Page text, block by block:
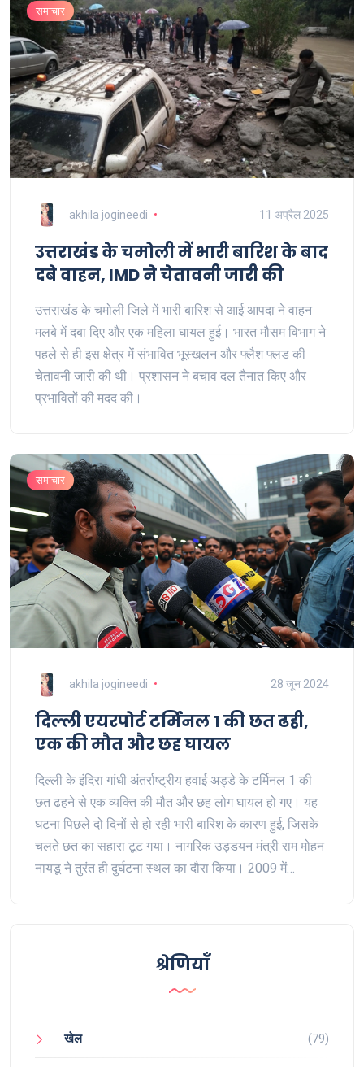
समाचार
akhila jogineedi 11 अप्रैल 2025
उत्तराखंड के चमोली में भारी बारिश के बाद
दबे वाहन, IMD ने चेतावनी जारी की
उत्तराखंड के चमोली जिले में भारी बारिश से आई आपदा ने वाहन
मलबे में दबा दिए और एक महिला घायल हुई। भारत मौसम विभाग ने
पहले से ही इस क्षेत्र में संभावित भूस्खलन और फ्लैश फ्लड की
चेतावनी जारी की थी। प्रशासन ने बचाव दल तैनात किए और
प्रभावितों की मदद की।
समाचार
akhila jogineedi 28 जून 2024
दिल्ली एयरपोर्ट टर्मिनल 1 की छत ढही,
एक की मौत और छह घायल
दिल्ली के इंदिरा गांधी अंतर्राष्ट्रीय हवाई अड्डे के टर्मिनल 1 की
छत ढहने से एक व्यक्ति की मौत और छह लोग घायल हो गए। यह
घटना पिछले दो दिनों से हो रही भारी बारिश के कारण हुई, जिसके
चलते छत का सहारा टूट गया। नागरिक उड्डयन मंत्री राम मोहन
नायडू ने तुरंत ही दुर्घटना स्थल का दौरा किया। 2009 में
श्रेणियाँ
खेल (79)